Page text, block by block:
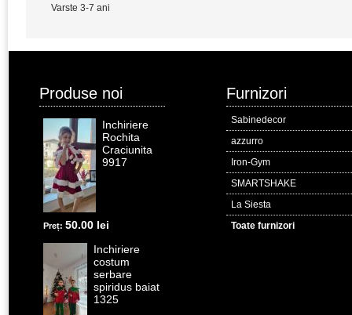
Varste 3-7 ani
Produse noi
Inchiriere
Rochita
Craciunita
9917
Preț: 50.00 lei
Inchiriere
costum
serbare
spiridus baiat
1325
Furnizori
Sabinedecor
azzurro
Iron-Gym
SMARTSHAKE
La Siesta
Toate furnizori